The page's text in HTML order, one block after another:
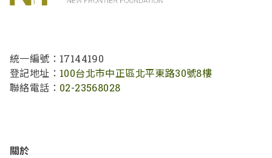
統一編號：17144190
登記地址： 100台北市中正區北平東路30號8樓
聯絡電話： 02-23568028
關於